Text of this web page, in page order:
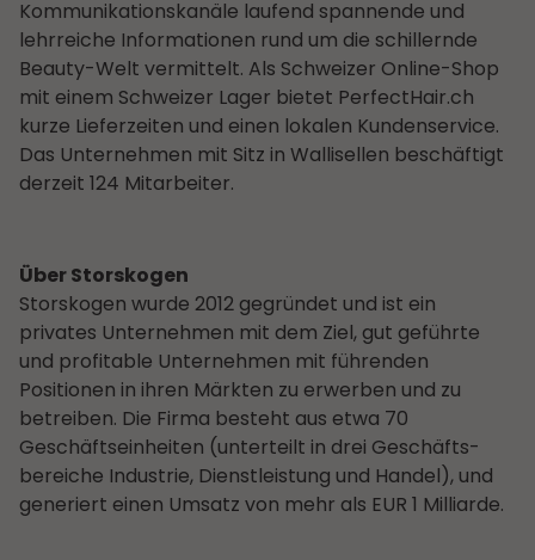
Kommunikationskanäle laufend spannende und
lehrreiche Informationen rund um die schillernde
Beauty-Welt vermittelt. Als Schweizer Online-Shop
mit einem Schweizer Lager bietet PerfectHair.ch
kurze Lieferzeiten und einen lokalen Kundenservice.
Das Unternehmen mit Sitz in Wallisellen beschäftigt
derzeit 124 Mitarbeiter.
Über Storskogen
Storskogen wurde 2012 gegründet und ist ein
privates Unternehmen mit dem Ziel, gut geführte
und profitable Unternehmen mit führenden
Positionen in ihren Märkten zu erwerben und zu
betreiben. Die Firma besteht aus etwa 70
Geschäfts­einheiten (unterteilt in drei Geschäfts­
bereiche Industrie, Dienstleistung und Handel), und
generiert einen Umsatz von mehr als EUR 1 Milliarde.